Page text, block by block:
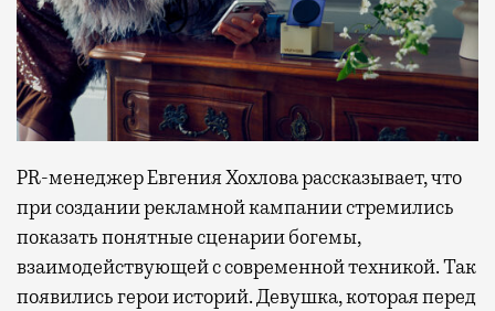
PR-менеджер Евгения Хохлова рассказывает, что
при создании рекламной кампании стремились
показать понятные сценарии богемы,
взаимодействующей с современной техникой. Так
появились герои историй. Девушка, которая перед